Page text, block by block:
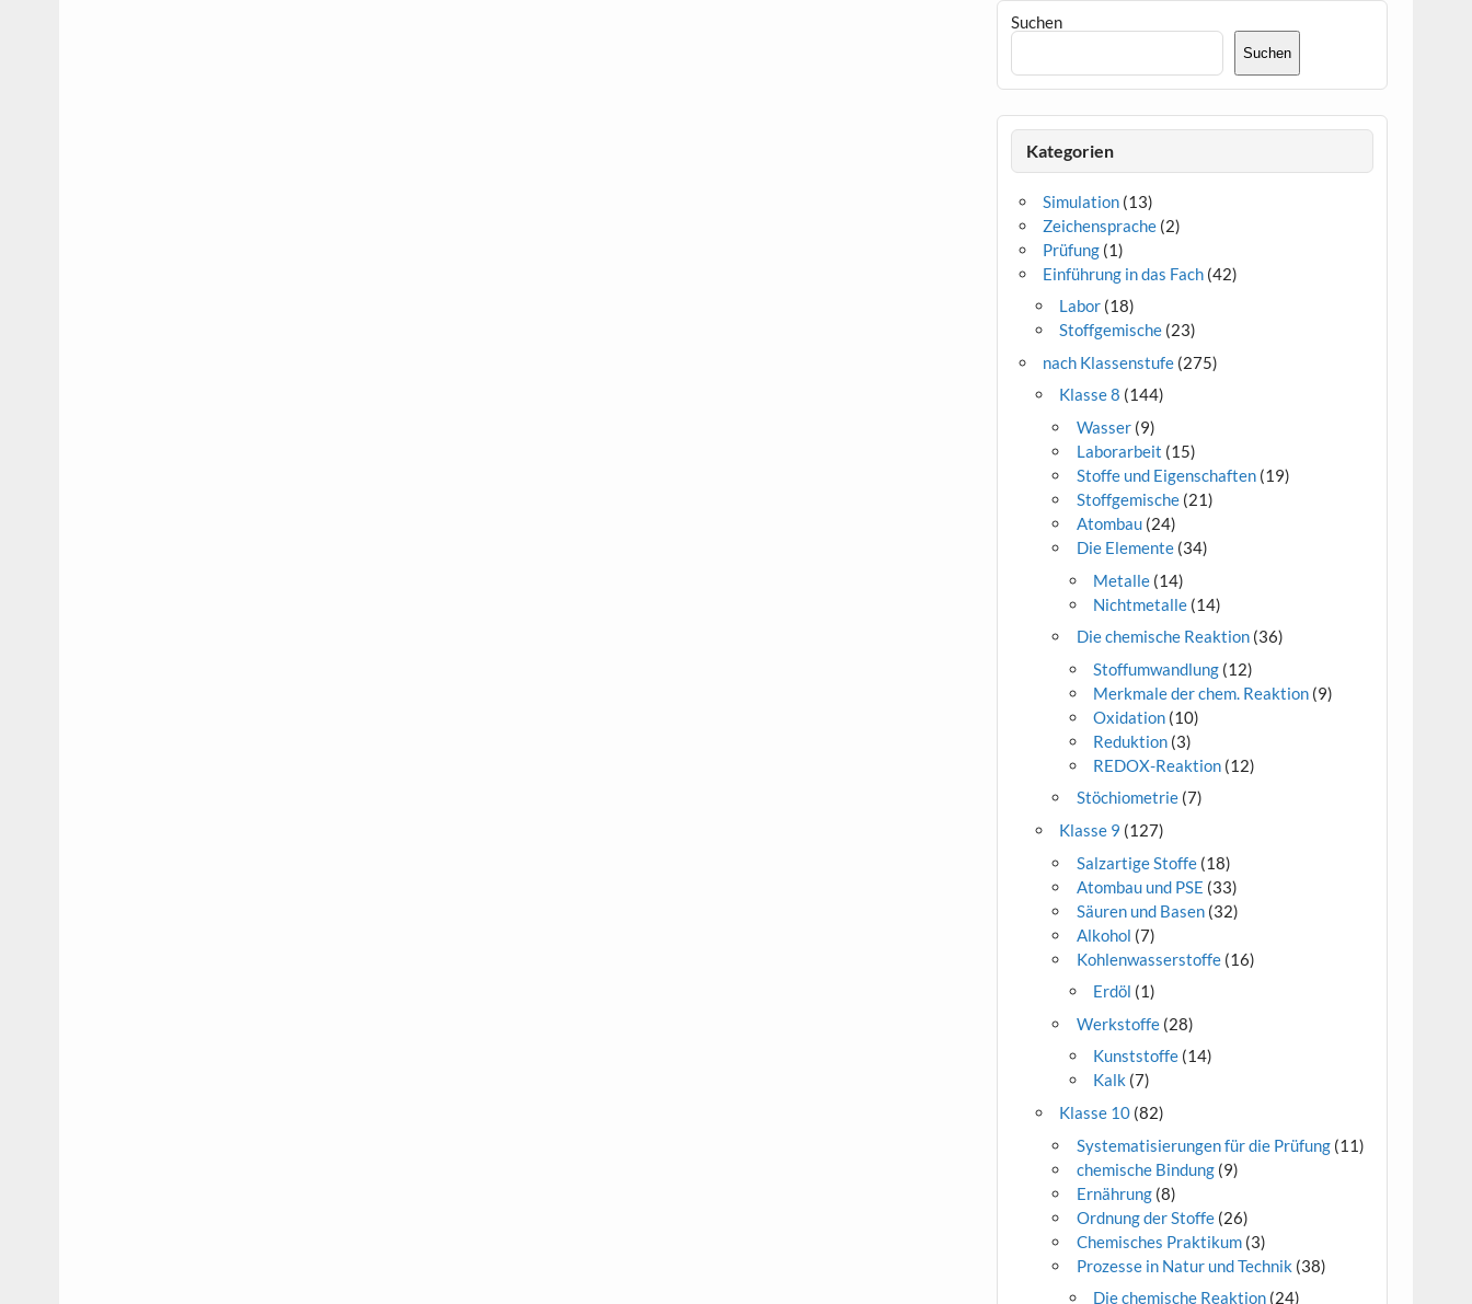
Suchen
Suchen
Kategorien
Simulation (13)
Zeichensprache (2)
Prüfung (1)
Einführung in das Fach (42)
Labor (18)
Stoffgemische (23)
nach Klassenstufe (275)
Klasse 8 (144)
Wasser(9)
Laborarbeit (15)
Stoffe und Eigenschaften(19)
Stoffgemische(21)
Atombau(24)
Die Elemente(34)
Metalle(14)
Nichtmetalle(14)
Die chemische Reaktion(36)
Stoffumwandlung(12)
Merkmale der chem. Reaktion(9)
Oxidation(10)
Reduktion(3)
REDOX-Reaktion(12)
Stöchiometrie(7)
Klasse 9 (127)
Salzartige Stoffe(18)
Atombau und PSE (33)
Säuren und Basen(32)
Alkohol (7)
Kohlenwasserstoffe(16)
Erdöl (1)
Werkstoffe(28)
Kunststoffe(14)
Kalk (7)
Klasse 10 (82)
Systematisierungen für die Prüfung(11)
chemische Bindung(9)
Ernährung(8)
Ordnung der Stoffe(26)
Chemisches Praktikum(3)
Prozesse in Natur und Technik (38)
Die chemische Reaktion(24)